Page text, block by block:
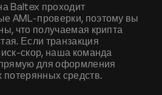
Baltex проходит
AML-проверки, поэтому вы
что получаемая крипта
Если транзакция
скор, наша команда
для оформления
потерянных средств.